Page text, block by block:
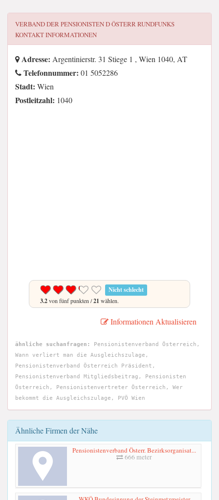
VERBAND DER PENSIONISTEN D ÖSTERR RUNDFUNKS
KONTAKT INFORMATIONEN
Adresse: Argentinierstr. 31 Stiege 1 , Wien 1040, AT
Telefonnummer: 01 5052286
Stadt: Wien
Postleitzahl: 1040
Nicht schlecht
3.2von fünf punkten /21 wählen.
Informationen Aktualisieren
ähnliche suchanfragen:
Pensionistenverband Österreich,
Wann verliert man die Ausgleichszulage,
Pensionistenverband Österreich Präsident,
Pensionistenverband Mitgliedsbeitrag, Pensionisten
Österreich, Pensionistenvertreter Österreich, Wer
bekommt die Ausgleichszulage, PVÖ Wien
Ähnliche Firmen der Nähe
Pensionistenverband Österr. Bezirksorganisat...
666 meter